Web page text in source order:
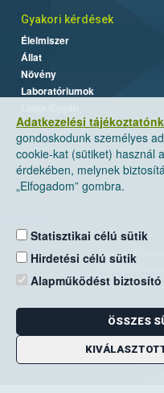
Adatkezelési
gondoskodunk személyes
cookie-kat (sütiket) használ
érdekében, melynek
„Elfogadom” gombra.
Statisztikai célú sütik
Hirdetési célú sütik
Alapműködést
ÖSSZES
Gyakori kérdések
Élelmiszer
Állat
Növény
Laboratóriumok
Nemzeti
Levelezési
E-mail:
Zöld